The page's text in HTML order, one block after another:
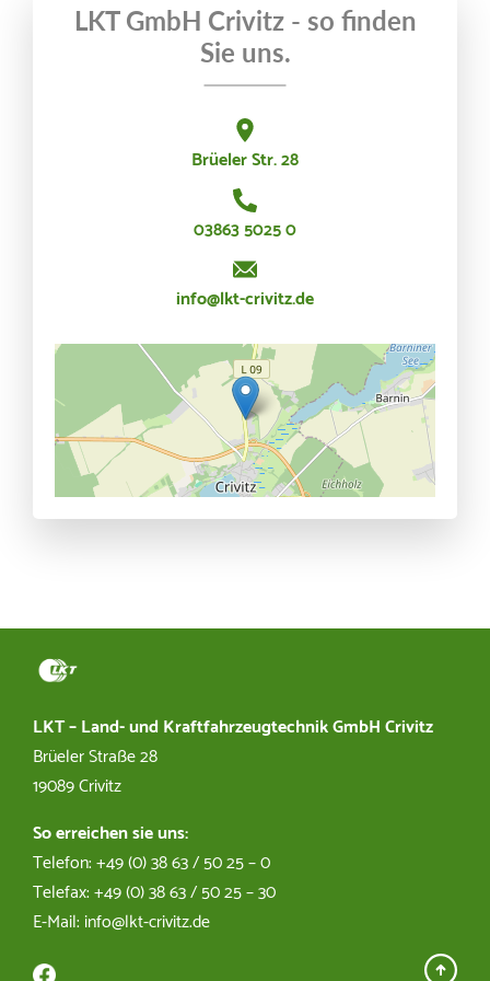
Dirk Egger
technikmarkt@lkt-crivitz.de
Kfz Werkstatt
LKT GmbH Crivitz - so finden
Sie uns.
Brüeler Str. 28
03863 5025 0
info@lkt-crivitz.de
LKT – Land- und Kraftfahrzeugtechnik GmbH Crivitz
Brüeler Straße 28
19089 Crivitz
So erreichen sie uns:
Telefon: +49 (0) 38 63 / 50 25 – 0
Telefax: +49 (0) 38 63 / 50 25 – 30
E-Mail: info@lkt-crivitz.de